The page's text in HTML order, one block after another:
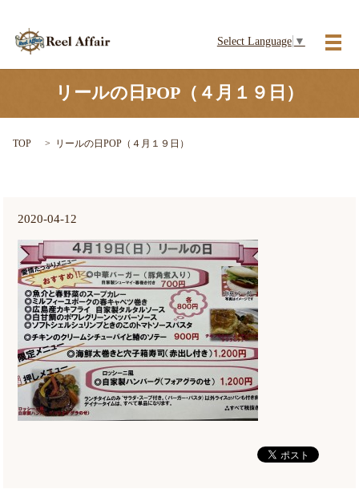
Select Language ▼
メ
リールの日POP（４月１９日）
TOP リールの日POP（４月１９日）
2020-04-12